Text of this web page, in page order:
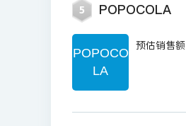
5 POPOCOLA
POPOCO
LA
预估销售额